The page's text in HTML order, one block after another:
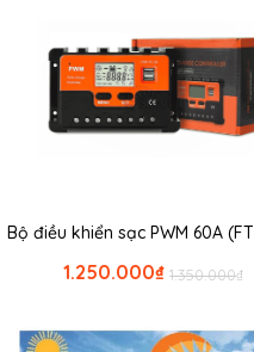
Bộ điều khiển sạc PWM 60A
₫
1.350.000
₫
1.250.000